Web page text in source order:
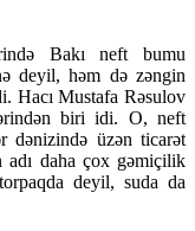
Bakı neft bumu
deyil, həm də zəngin
Hacı Mustafa Rəsulov
biri idi. O, neft
dənizində üzən ticarət
adı daha çox gəmiçilik
deyil, suda da